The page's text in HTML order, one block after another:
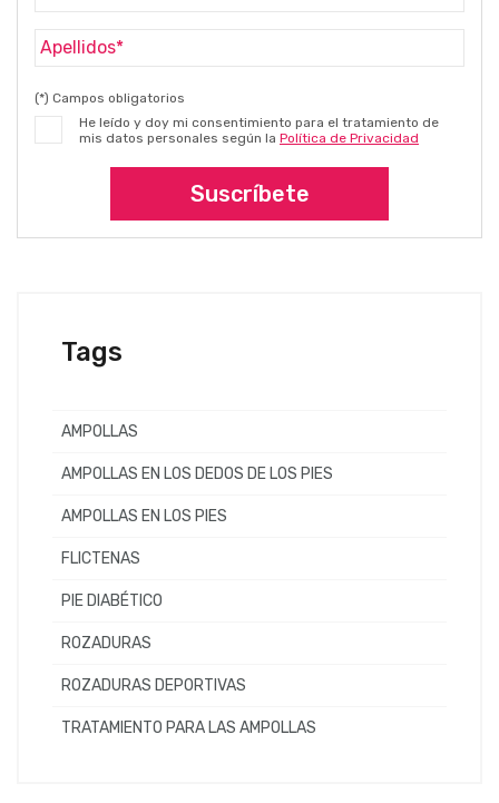
(*) Campos obligatorios
He leído y doy mi consentimiento para el tratamiento de
mis datos personales según la Política de Privacidad
Suscríbete
Tags
AMPOLLAS
AMPOLLAS EN LOS DEDOS DE LOS PIES
AMPOLLAS EN LOS PIES
FLICTENAS
PIE DIABÉTICO
ROZADURAS
ROZADURAS DEPORTIVAS
TRATAMIENTO PARA LAS AMPOLLAS